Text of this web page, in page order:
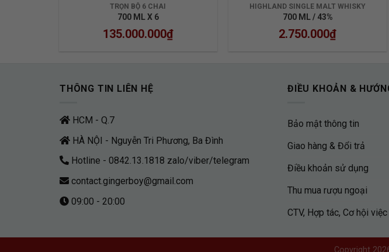
TRỌN BỘ 6 CHAI
700 ML X 6
135.000.000₫
HIGHLAND SINGLE MALT WHISKY
700 ML / 43%
2.750.000₫
THÔNG TIN LIÊN HỆ
HCM - Q.7
HÀ NỘI - Nguyễn Tri Phương, Ba Đình
Hotline - 0842.13.1818 zalo/viber/telegram
contact.gingerboy@gmail.com
09:00 - 20:00
ĐIỀU KHOẢN &
Bảo mật thông tin
Giao hàng & Đổi trả
Điều khoản sử dụng
Thu mua rượu ngoại
CTV, Hợp tác, Cơ hội